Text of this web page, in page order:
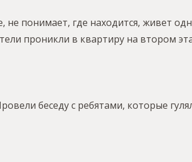
понимает, где находится, живет
проникли в квартиру на втором
беседу с ребятами, которые